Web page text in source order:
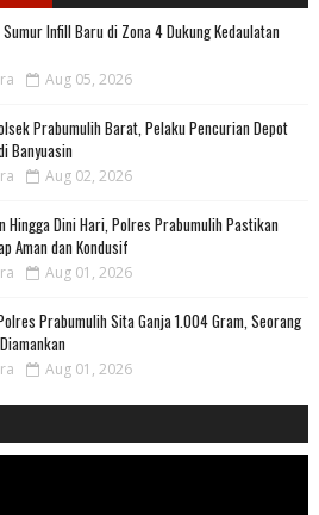
Sumur Infill Baru di Zona 4 Dukung Kedaulatan
Aug 05, 2026
Prabumulih Barat, Pelaku Pencurian Depot
Banyuasin
Aug 02, 2026
Hingga Dini Hari, Polres Prabumulih Pastikan
Aman dan Kondusif
Aug 01, 2026
Prabumulih Sita Ganja 1.004 Gram, Seorang
Aug 01, 2026